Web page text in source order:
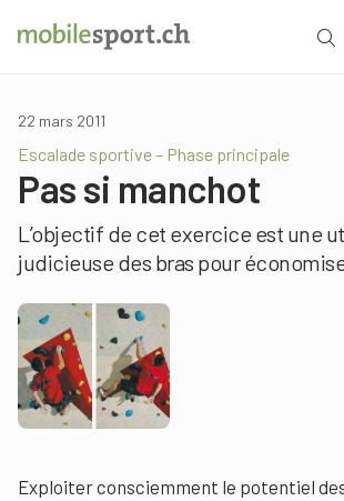
22 mars 2011
Escalade sportive – Phase principale
Pas si manchot
L’objectif de cet exercice est une
judicieuse des bras pour
Exploiter consciemment le potentiel